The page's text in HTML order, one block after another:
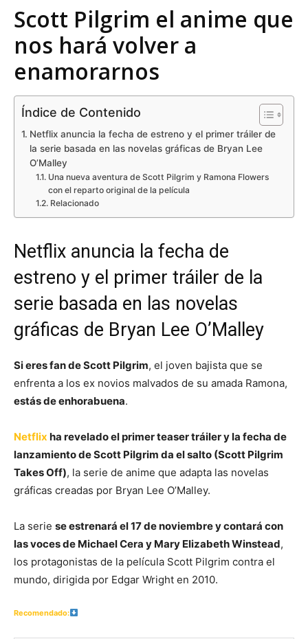
Scott Pilgrim el anime que
nos hará volver a
enamorarnos
Índice de Contenido
Netflix anuncia la fecha de estreno y el primer tráiler de
la serie basada en las novelas gráficas de Bryan Lee
O’Malley
Una nueva aventura de Scott Pilgrim y Ramona Flowers
con el reparto original de la película
Relacionado
Netflix anuncia la fecha de
estreno y el primer tráiler de la
serie basada en las novelas
gráficas de Bryan Lee O’Malley
Si eres fan de Scott Pilgrim, el joven bajista que se
enfrenta a los ex novios malvados de su amada Ramona,
estás de enhorabuena.
Netflix ha revelado el primer teaser tráiler y la fecha de
lanzamiento de Scott Pilgrim da el salto (Scott Pilgrim
Takes Off), la serie de anime que adapta las novelas
gráficas creadas por Bryan Lee O’Malley.
La serie se estrenará el 17 de noviembre y contará con
las voces de Michael Cera y Mary Elizabeth Winstead,
los protagonistas de la película Scott Pilgrim contra el
mundo, dirigida por Edgar Wright en 2010.
Recomendado: